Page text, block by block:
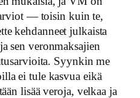
— toisin kuin te,
kehdanneet julkaista
sen veronmaksajien
Syynkin me
ei tule kasvua eikä
lisää veroja, velkaa ja